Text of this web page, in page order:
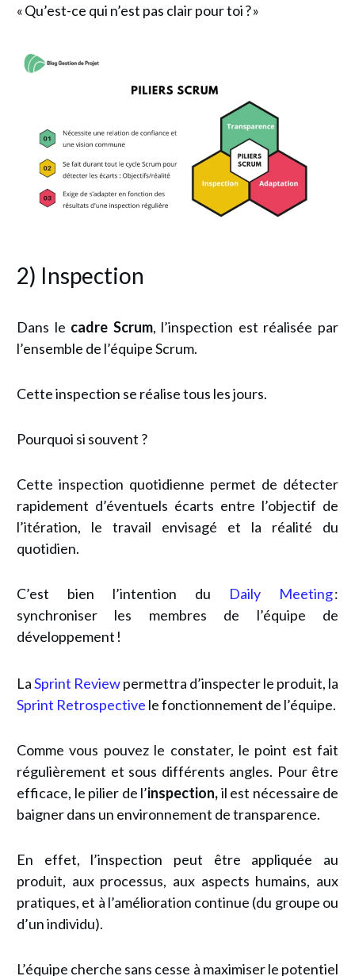
« Qu’est-ce qui n’est pas clair pour toi ? »
2) Inspection
Dans le cadre Scrum, l’inspection est réalisée par
l’ensemble de l’équipe Scrum.
Cette inspection se réalise tous les jours.
Pourquoi si souvent ?
Cette inspection quotidienne permet de détecter
rapidement d’éventuels écarts entre l’objectif de
l’itération, le travail envisagé et la réalité du
quotidien.
C’est bien l’intention du Daily Meeting:
synchroniser les membres de l’équipe de
développement !
LaSprint Reviewpermettra d’inspecter le produit, la
Sprint Retrospective le fonctionnement de l’équipe.
Comme vous pouvez le constater, le point est fait
régulièrement et sous différents angles. Pour être
efficace, le pilier de l’inspection,il est nécessaire de
baigner dans un environnement de transparence.
En effet, l’inspection peut être appliquée au
produit, aux processus, aux aspects humains, aux
pratiques, et à l’amélioration continue (du groupe ou
d’un individu).
L’équipe cherche sans cesse à maximiser le potentiel